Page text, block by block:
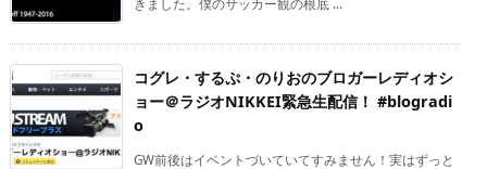
きました。僕のサッカー観の根底 ...
コグレ・するぷ・のりおのブロガーレディオシ
ョー＠ラジオNIKKEI緊急生配信！ #blogradi
o
GW前後はイベントづいていてすみません！実はずっと